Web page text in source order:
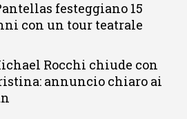
festeggiano 15
con un tour teatrale
Rocchi chiude con
annuncio chiaro ai